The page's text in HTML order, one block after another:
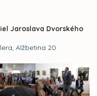
Jaroslava Dvorského
Alžbetina 20